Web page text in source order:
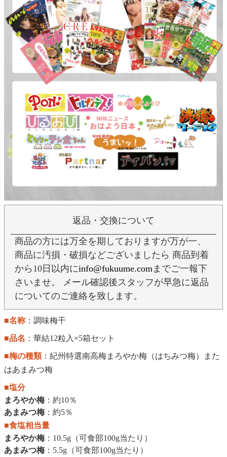
返品・交換について
商品の方には万全を期しておりますが万が一、
商品に汚損・破損などございましたら 商品到着
から10日以内にinfo@fukuume.comまでご一報下
さいませ。 メール確認後スタッフが早急に返品
についてのご連絡を致します。
■名称：調味梅干
■品名 ：華結12粒入×5箱セット
■梅の種類：紀州特選南高梅まろやか梅（はちみつ梅）また
はあまみつ梅
■塩分
まろやか梅：約10％
あまみつ梅：約5％
■食塩相当量
まろやか梅：10.5g（可食部100g当たり）
あまみつ梅：5.5g（可食部100g当たり）